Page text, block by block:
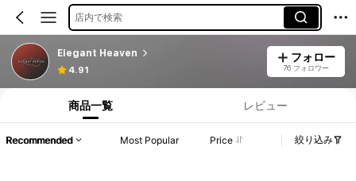
店内で検索
Elegant Heaven
4.91
フォロー
76 フォロワー
商品一覧 レビュー
Recommended Most Popular Price 絞り込み